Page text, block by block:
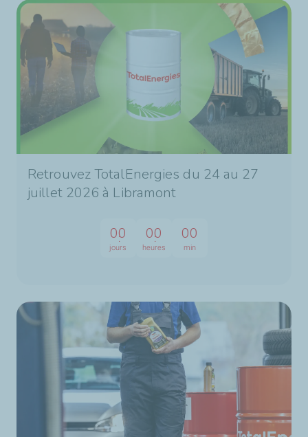
Retrouvez TotalEnergies du 24 au 27
juillet 2026 à Libramont
00
jours
00
heures
00
min